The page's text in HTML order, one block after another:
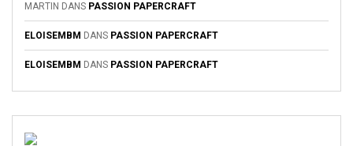
MARTIN DANS PASSION PAPERCRAFT
ELOISEMBM DANS PASSION PAPERCRAFT
ELOISEMBM DANS PASSION PAPERCRAFT